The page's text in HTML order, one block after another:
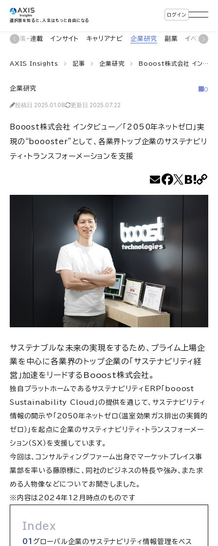
選択肢を知ると、人生はもっと自由になる
ログイン
特集・連載 インサイト キャリアナビ 企業研究 副業 イベント
AXIS Insights 記事 企業研究 Booost株式会社 インタビュー／「2050年ネットゼロ」実現の“boooster”として、各業界トップ企業のサステナビリティ・トランスフォーメーションを支援
企業研究
投稿日 2025.01.08 更新日 2025.07.22
0
Booost株式会社 インタビュー／「2050年ネットゼロ」実
現の“boooster”として、各業界トップ企業のサステナビリ
ティ・トランスフォーメーションを支援
サステナブルな未来の実現をするため、プライム上場企
業を中心に各業界のトップ企業の「サステナビリティ経
営」加速をリードする Booost株式会社。
独自プラットホームであるサステナビリティERP「booost
Sustainability Cloud」の提供を通じて、サステナビリティ
情報の開示や「2050年ネットゼロ（温室効果ガス排出の実質的
ゼロ）」を起点に企業のサスティナビリティ・トランスフォーメー
ション（SX）を支援しています。
今回は、コンサルティングファーム出身でマーケットプレイス事
業部を率いる藤原様に、同社のビジネスの特長や強み、また求
める人物像などについてお聞きしました。
※内容は2024年12月時点のものです
Index
グローバル企業のサステナビリティ情報管理をベス